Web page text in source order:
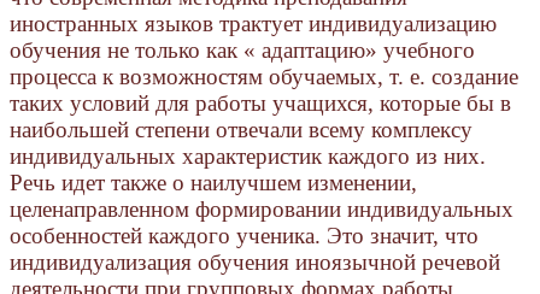
иностранных языков трактует индивидуализацию
обучения не только как « адаптацию» учебного
процесса к возможностям обучаемых, т. е. создание
таких условий для работы учащихся, которые бы в
наибольшей степени отвечали всему комплексу
индивидуальных характеристик каждого из них.
Речь идет также о наилучшем изменении,
целенаправленном формировании индивидуальных
особенностей каждого ученика. Это значит, что
индивидуализация обучения иноязычной речевой
деятельности при групповых формах работы